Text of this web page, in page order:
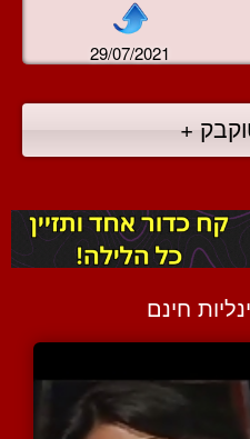
29/07/2021
+
חינם